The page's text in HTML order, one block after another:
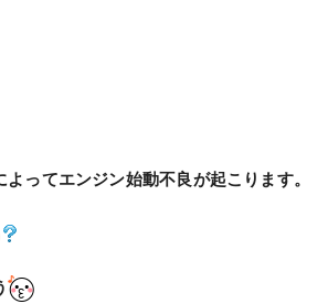
ってエンジン始動不良が起こります。